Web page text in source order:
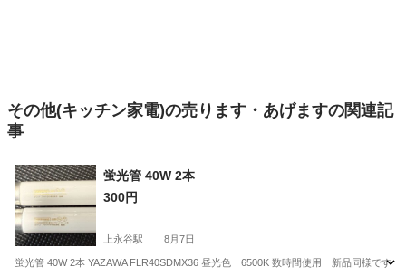
その他(キッチン家電)の売ります・あげますの関連記
事
蛍光管 40W 2本
300円
上永谷駅 8月7日
蛍光管 40W 2本 YAZAWA FLR40SDMX36 昼光色 6500K 数時間使用 新品同様です